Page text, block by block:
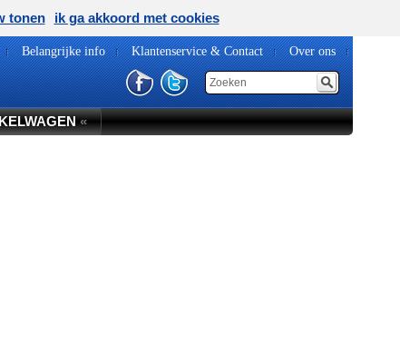
Belangrijke info Klantenservice & Contact Over ons
«
tonen ik ga akkoord met cookies